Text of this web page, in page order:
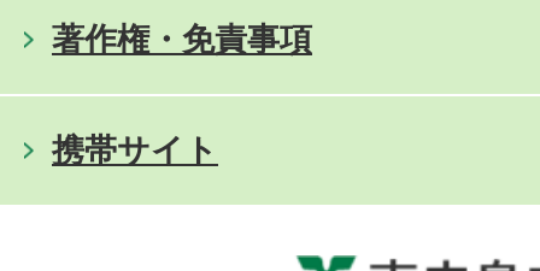
著作権・免責事項
携帯サイト